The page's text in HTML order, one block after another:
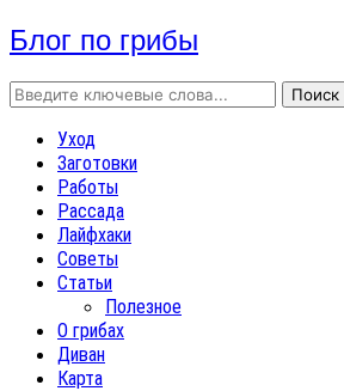
Блог по грибы
Уход
Заготовки
Работы
Рассада
Лайфхаки
Советы
Статьи
Полезное
О грибах
Диван
Карта